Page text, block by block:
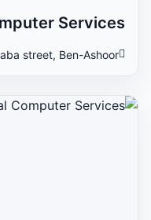
Services
street, Ben-Ashoor